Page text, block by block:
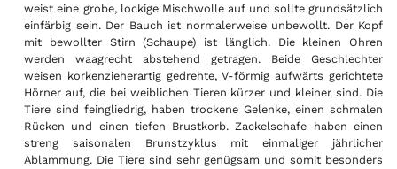
weist eine grobe, lockige Mischwolle auf und sollte grundsätzlich
einfärbig sein. Der Bauch ist normalerweise unbewollt. Der Kopf
mit bewollter Stirn (Schaupe) ist länglich. Die kleinen Ohren
werden waagrecht abstehend getragen. Beide Geschlechter
weisen korkenzieherartig gedrehte, V-förmig aufwärts gerichtete
Hörner auf, die bei weiblichen Tieren kürzer und kleiner sind. Die
Tiere sind feingliedrig, haben trockene Gelenke, einen schmalen
Rücken und einen tiefen Brustkorb. Zackelschafe haben einen
streng saisonalen Brunstzyklus mit einmaliger jährlicher
Ablammung. Die Tiere sind sehr genügsam und somit besonders